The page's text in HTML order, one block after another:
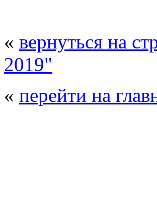
« вернуться на
2019"
« перейти на